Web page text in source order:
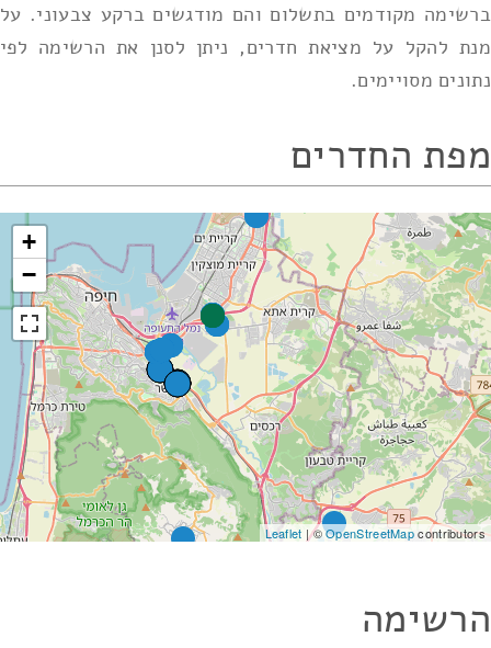
ברשימה מקודמים בתשלום והם מודגשים ברקע צבעוני. על
מנת להקל על מציאת חדרים, ניתן לסנן את הרשימה לפי
נתונים מסויימים.
מפת החדרים
+
−
Leaflet | ©OpenStreetMapcontributors
הרשימה